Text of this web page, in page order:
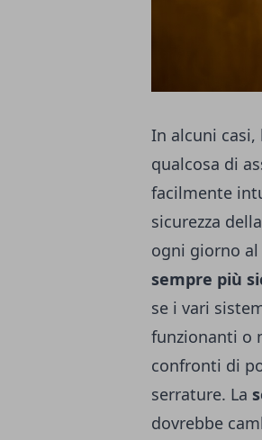
In alcuni casi,
qualcosa di
facilmente
sicurezza
ogni giorno
sempre più
se i vari
funzionanti o
confronti di
serrature. La
dovrebbe